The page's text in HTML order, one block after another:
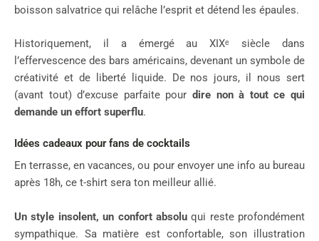
boisson salvatrice qui relâche l’esprit et détend les épaules.
Historiquement, il a émergé au XIXᵉ siècle dans
l’effervescence des bars américains, devenant un symbole de
créativité et de liberté liquide. De nos jours, il nous sert
(avant tout) d’excuse parfaite pour dire non à tout ce qui
demande un effort superflu.
Idées cadeaux pour fans de cocktails
En terrasse, en vacances, ou pour envoyer une info au bureau
après 18h, ce t-shirt sera ton meilleur allié.
Un style insolent, un confort absoluqui reste profondément
sympathique. Sa matière est confortable, son illustration